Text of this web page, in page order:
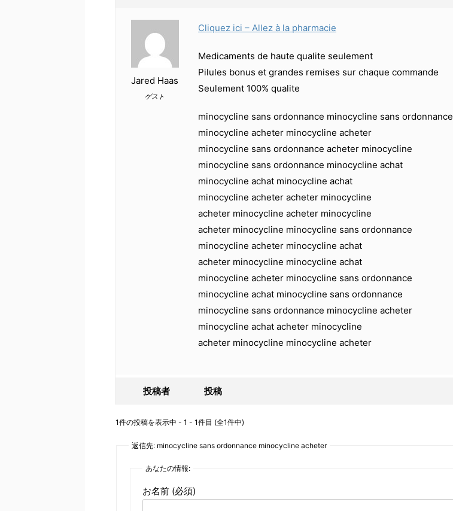
Jared Haas
ゲスト
Cliquez ici – Allez à la pharmacie
Medicaments de haute qualite seulement
Pilules bonus et grandes remises sur chaque commande
Seulement 100% qualite
minocycline sans ordonnance minocycline sans ordonnance
minocycline acheter minocycline acheter
minocycline sans ordonnance acheter minocycline
minocycline sans ordonnance minocycline achat
minocycline achat minocycline achat
minocycline acheter acheter minocycline
acheter minocycline acheter minocycline
acheter minocycline minocycline sans ordonnance
minocycline acheter minocycline achat
acheter minocycline minocycline achat
minocycline acheter minocycline sans ordonnance
minocycline achat minocycline sans ordonnance
minocycline sans ordonnance minocycline acheter
minocycline achat acheter minocycline
acheter minocycline minocycline acheter
投稿者 投稿
1件の投稿を表示中 - 1 - 1件目 (全1件中)
返信先: minocycline sans ordonnance minocycline acheter
あなたの情報:
お名前 (必須)